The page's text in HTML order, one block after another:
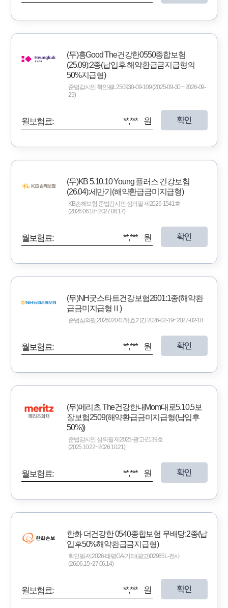
(무)흥Good The건강한0550종합보험
(25.09):2종(납입후 해약환급금지급형의
50%지급형)
준법감시인 확인필L250930-09-109 (2025-09-30 ~ 2026-09-
29)
월보험료: **,*** 원 확인
(무)KB 5.10.10 Young 플러스 건강보험
(26.04):세만기(해약환급금미지급형)
KB손해보험 준법감시인 심의필 제2026-1541호
(2026.06.18~2027.06.17)
월보험료: **,*** 원 확인
(무)NH굿스타트건강보험2601:1종(해약환
급금미지급형Ⅱ)
준법심의필:202602041/유효기간:2026-02-19~2027-02-18
월보험료: **,*** 원 확인
(무)메리츠 The건강한내Mom대로5.10.5보
장보험2509(해약환급금미지급형(납입후
50%))
준법감시인 심의필 제2025-광고-2139호
(2025.10.22~2026.10.21)
월보험료: **,*** 원 확인
한화 더건강한 0540종합보험 무배당:2종(납
입후50%해약환급금지급형)
확인필-제2026-태평GA-기타(광고)02985L-전사
(26.06.15~27.06.14)
월보험료: **,*** 원 확인